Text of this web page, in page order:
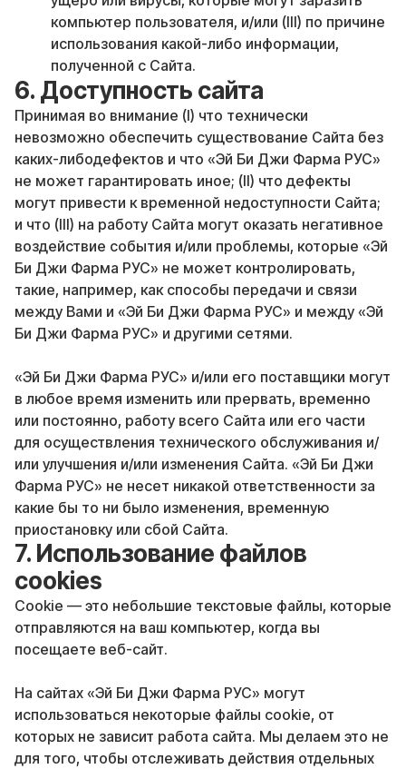
компьютер пользователя, и/или (III) по причине
использования какой-либо информации,
полученной с Сайта.
6. Доступность сайта
Принимая во внимание (I) что технически
невозможно обеспечить существование Сайта без
каких-либодефектов и что «Эй Би Джи Фарма РУС»
не может гарантировать иное; (II) что дефекты
могут привести к временной недоступности Сайта;
и что (III) на работу Сайта могут оказать негативное
воздействие события и/или проблемы, которые «Эй
Би Джи Фарма РУС» не может контролировать,
такие, например, как способы передачи и связи
между Вами и «Эй Би Джи Фарма РУС» и между «Эй
Би Джи Фарма РУС» и другими сетями.
«Эй Би Джи Фарма РУС» и/или его поставщики могут
в любое время изменить или прервать, временно
или постоянно, работу всего Сайта или его части
для осуществления технического обслуживания и/
или улучшения и/или изменения Сайта. «Эй Би Джи
Фарма РУС» не несет никакой ответственности за
какие бы то ни было изменения, временную
приостановку или сбой Сайта.
7. Использование файлов
cookies
Cookie — это небольшие текстовые файлы, которые
отправляются на ваш компьютер, когда вы
посещаете веб-сайт.
На сайтах «Эй Би Джи Фарма РУС» могут
использоваться некоторые файлы cookie, от
которых не зависит работа сайта. Мы делаем это не
для того, чтобы отслеживать действия отдельных